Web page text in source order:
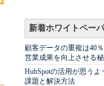
新着ホワイトペー
顧客データの重複は40
営業成果を向上させる
HubSpotの活用が思う
課題と解決方法